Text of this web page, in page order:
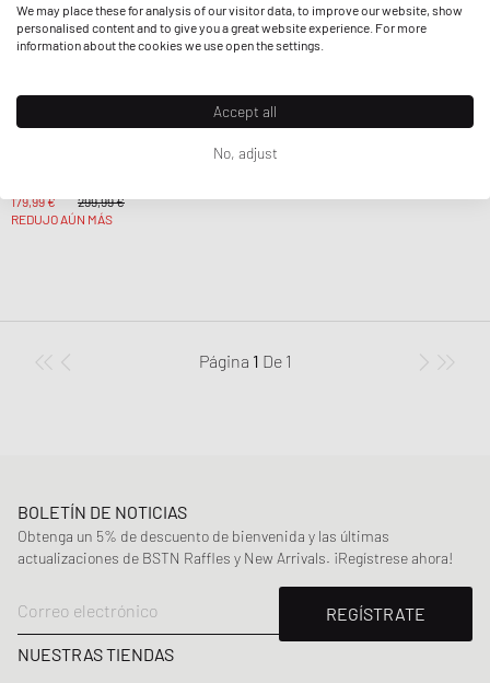
179,99 €
299,99 €
REDUJO AÚN MÁS
Página 1 De 1
BOLETÍN DE NOTICIAS
Obtenga un 5% de descuento de bienvenida y las últimas
actualizaciones de BSTN Raffles y New Arrivals. ¡Regístrese ahora!
Correo electrónico
REGÍSTRATE
NUESTRAS TIENDAS
We may place these for analysis of our visitor data, to improve our website, show
personalised content and to give you a great website experience. For more
information about the cookies we use open the settings.
Accept all
No, adjust